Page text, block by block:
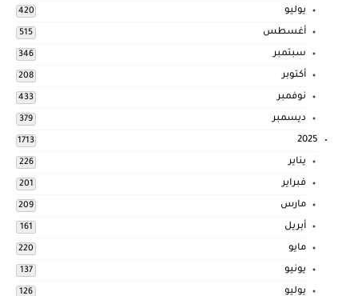
يوليو 420
أغسطس 515
سبتمبر 346
أكتوبر 208
نوفمبر 433
ديسمبر 379
2025
1713
يناير 226
فبراير 201
مارس 209
أبريل 161
مايو 220
يونيو 137
يوليو 126